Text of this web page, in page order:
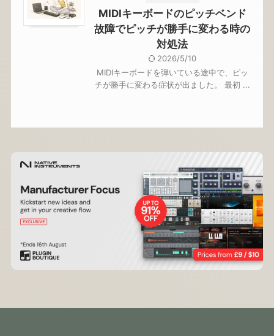
MIDIキーボードのピッチベンド
故障でピッチが勝手に変わる時の
対処法
2026/5/10
MIDIキーボードを弾いている途中で、ピッ
チが勝手に変わる症状が出ました。 最初 ...